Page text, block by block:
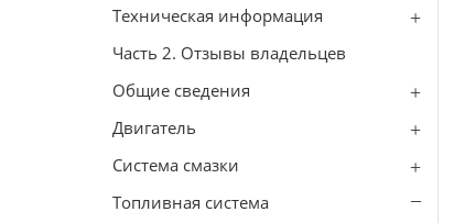
Техническая информация
Часть 2. Отзывы владельцев
Общие сведения
Двигатель
Система смазки
Топливная система